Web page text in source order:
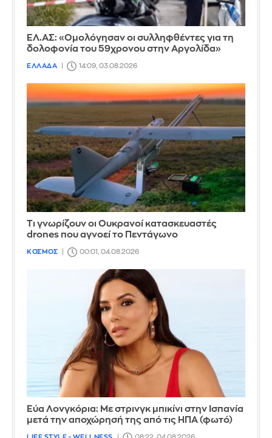
ΕΛ.ΑΣ: «Ομολόγησαν οι συλληφθέντες για τη
δολοφονία του 59χρονου στην Αργολίδα»
ΕΛΛΑΔΑ 14:09, 03.08.2026
Τι γνωρίζουν οι Ουκρανοί κατασκευαστές
drones που αγνοεί το Πεντάγωνο
ΚΟΣΜΟΣ 00:01, 04.08.2026
Εύα Λονγκόρια: Με στρινγκ μπικίνι στην Ισπανία
μετά την αποχώρησή της από τις ΗΠΑ (φωτό)